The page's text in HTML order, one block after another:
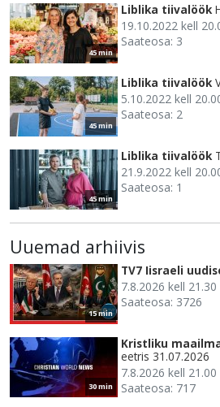
45 min
Liblika tiivalöök
19.10.2022 kell
Saateosa: 3
45 min
Liblika tiivalöök
5.10.2022 kell
Saateosa: 2
45 min
Liblika tiivalöök
21.9.2022 kell
Saateosa: 1
Uuemad arhiivis
15 min
TV7 Iisraeli
7.8.2026 kell 21.30
Saateosa: 3726
30 min
Kristliku
eetris 31.07.2026
7.8.2026 kell 21.00
Saateosa: 717